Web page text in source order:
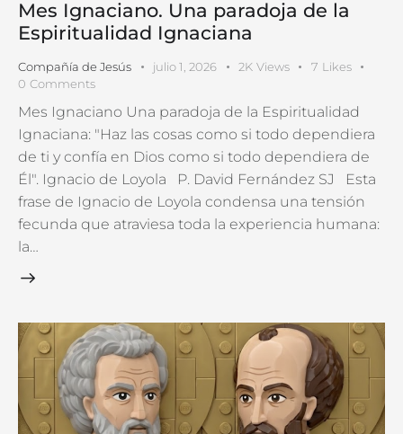
Mes Ignaciano. Una paradoja de la
Espiritualidad Ignaciana
Compañía de Jesús julio 1, 2026 2K Views 7 Likes
0 Comments
Mes Ignaciano Una paradoja de la Espiritualidad
Ignaciana: "Haz las cosas como si todo dependiera
de ti y confía en Dios como si todo dependiera de
Él". Ignacio de Loyola P. David Fernández SJ Esta
frase de Ignacio de Loyola condensa una tensión
fecunda que atraviesa toda la experiencia humana:
la…